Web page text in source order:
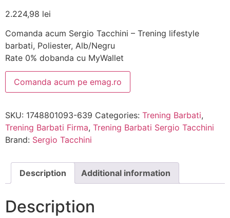
2.224,98 lei
Comanda acum Sergio Tacchini – Trening lifestyle
barbati, Poliester, Alb/Negru
Rate 0% dobanda cu MyWallet
Comanda acum pe emag.ro
SKU: 1748801093-639 Categories: Trening Barbati,
Trening Barbati Firma, Trening Barbati Sergio Tacchini
Brand: Sergio Tacchini
Description Additional information
Description